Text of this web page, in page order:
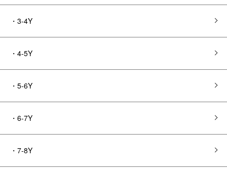
・3-4Y
・4-5Y
・5-6Y
・6-7Y
・7-8Y